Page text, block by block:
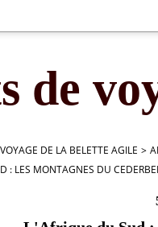
de
DE LA BELETTE AGILE >
: LES MONTAGNES DU